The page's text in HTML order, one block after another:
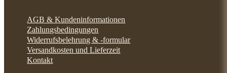
AGB & Kundeninformationen
Zahlungsbedingungen
Widerrufsbelehrung & -formular
Versandkosten und Lieferzeit
Kontakt